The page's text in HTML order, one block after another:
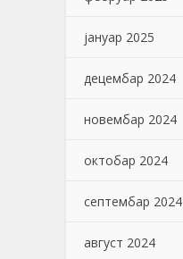
јануар 2025
децембар 2024
новембар 2024
октобар 2024
септембар 2024
август 2024